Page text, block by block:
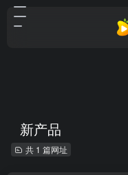
新产品
共 1 篇网址